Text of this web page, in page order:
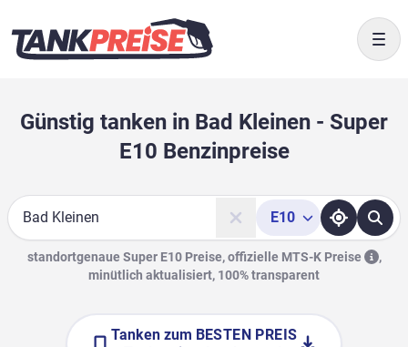
Günstig tanken in Bad Kleinen - Super
E10 Benzinpreise
Suche
E10
standortgenaue Super E10 Preise, offizielle MTS-K Preise
,
minütlich aktualisiert, 100% transparent
Tanken zum BESTEN PREIS